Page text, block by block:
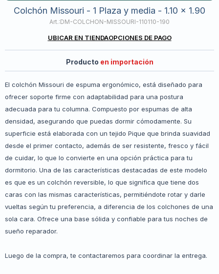
Colchón Missouri - 1 Plaza y media - 1.10 x 1.90
DM-COLCHON-MISSOURI-110110-190
UBICAR EN TIENDAOPCIONES DE PAGO
Producto en importación
El colchón Missouri de espuma ergonómico, está diseñado para
ofrecer soporte firme con adaptabilidad para una postura
adecuada para tu columna. Compuesto por espumas de alta
densidad, asegurando que puedas dormir cómodamente. Su
superficie está elaborada con un tejido Pique que brinda suavidad
desde el primer contacto, además de ser resistente, fresco y fácil
de cuidar, lo que lo convierte en una opción práctica para tu
dormitorio. Una de las características destacadas de este modelo
es que es un colchón reversible, lo que significa que tiene dos
caras con las mismas características, permitiéndote rotar y darle
vueltas según tu preferencia, a diferencia de los colchones de una
sola cara. Ofrece una base sólida y confiable para tus noches de
sueño reparador.
Luego de la compra, te contactaremos para coordinar la entrega.